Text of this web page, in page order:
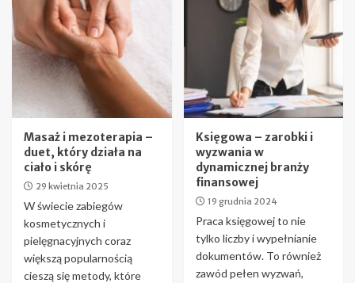
Masaż i mezoterapia –
duet, który działa na
ciało i skórę
29 kwietnia 2025
W świecie zabiegów
kosmetycznych i
pielęgnacyjnych coraz
większą popularnością
cieszą się metody, które
Księgowa – zarobki i
wyzwania w
dynamicznej branży
finansowej
19 grudnia 2024
Praca księgowej to nie
tylko liczby i wypełnianie
dokumentów. To również
zawód pełen wyzwań,